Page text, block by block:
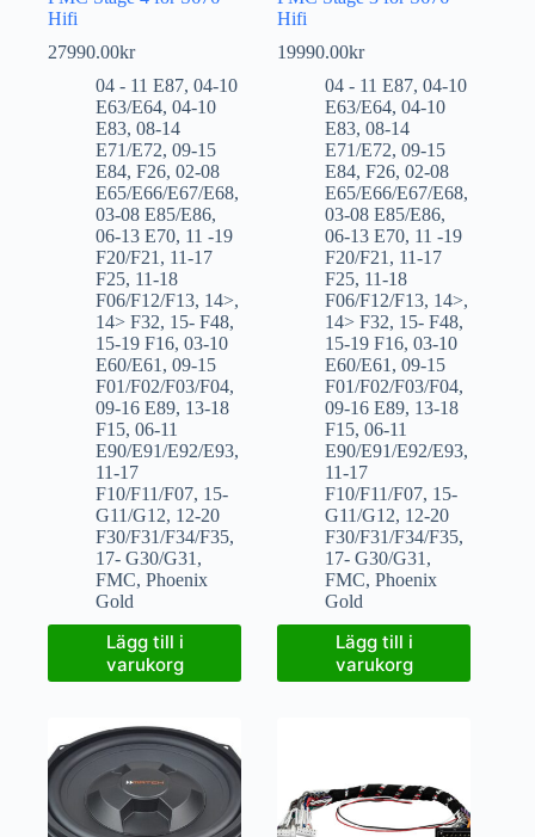
Hifi
27990.00kr
04 - 11 E87, 04-10
E63/E64, 04-10
E83, 08-14
E71/E72, 09-15
E84, F26, 02-08
E65/E66/E67/E68,
03-08 E85/E86,
06-13 E70, 11 -19
F20/F21 , 11-17
F25, 11-18
F06/F12/F13, 14>,
14> F32, 15- F48,
15-19 F16, 03-10
E60/E61 , 09-15
F01/F02/F03/F04,
09-16 E89, 13-18
F15, 06-11
E90/E91/E92/E93,
11-17
F10/F11/F07, 15-
G11/G12, 12-20
F30/F31/F34/F35,
17- G30/G31 ,
FMC, Phoenix
Gold
Lägg till i
varukorg
Hifi
19990.00kr
04 - 11 E87,04-10
E63/E64,04-10
E83,08-14
E71/E72,09-15
E84,F26,02-08
E65/E66/E67/E68,
03-08 E85/E86,
06-13 E70, 11 -19
F20/F21 , 11-17
F25, 11-18
F06/F12/F13, 14>,
14> F32, 15- F48,
15-19 F16,03-10
E60/E61 ,09-15
F01/F02/F03/F04,
09-16 E89, 13-18
F15,06-11
E90/E91/E92/E93,
11-17
F10/F11/F07, 15-
G11/G12, 12-20
F30/F31/F34/F35,
17- G30/G31 ,
FMC,Phoenix
Gold
Lägg till i
varukorg